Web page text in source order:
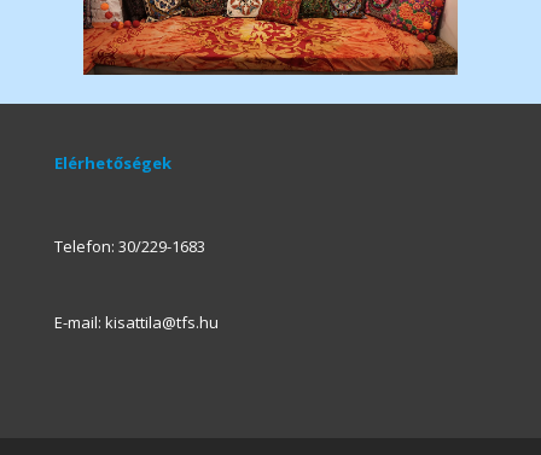
Elérhetőségek
Telefon: 30/229-1683
E-mail: kisattila@tfs.hu